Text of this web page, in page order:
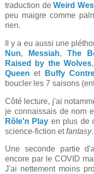
traduction deWeird
peu maigre comme
rien.
Il y a eu aussi une
Nun, Messiah, The
Raised by the Wolves
Queen et Buffy
boucler les 7 saisons
Côté lecture, j'ai
je connaissais de nom
Rôle'n Play en plus de
science-fiction etfantasy.
Une seconde partie
encore par le COVID
J'ai nettement moins